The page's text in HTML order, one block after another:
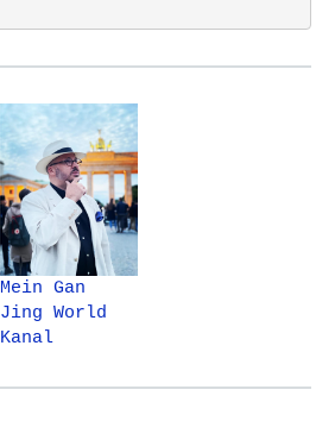
Mein Gan
Jing World
Kanal